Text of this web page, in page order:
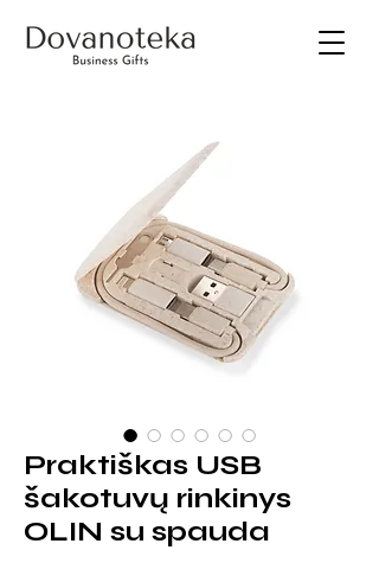
Praktiškas USB
šakotuvų rinkinys
OLIN su spauda